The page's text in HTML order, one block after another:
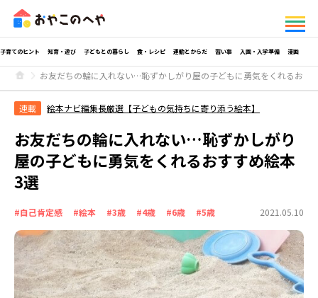
子育てのヒント 知育・遊び 子どもとの暮らし 食・レシピ 運動とからだ 習い事 入園・入学準備 漫画
お友だちの輪に入れない…恥ずかしがり屋の子どもに勇気をくれるおす
連載 絵本ナビ編集長厳選【子どもの気持ちに寄り添う絵本】
お友だちの輪に入れない…恥ずかしがり
屋の子どもに勇気をくれるおすすめ絵本
3選
#自己肯定感 #絵本 #3歳 #4歳 #6歳 #5歳 2021.05.10